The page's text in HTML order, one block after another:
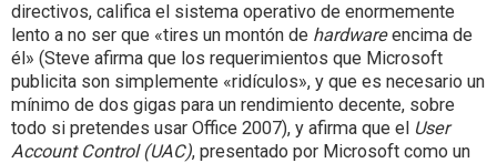
directivos, califica el sistema operativo de enormemente
lento a no ser que «tires un montón de hardwareencima de
él» (Steve afirma que los requerimientos que Microsoft
publicita son simplemente «ridículos», y que es necesario un
mínimo de dos gigas para un rendimiento decente, sobre
todo si pretendes usar Office 2007), y afirma que el User
Account Control (UAC), presentado por Microsoft como un